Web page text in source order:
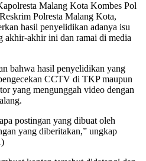
Malang Kota Kombes Pol
Polresta Malang Kota,
hasil penyelidikan adanya isu
akhir-akhir ini dan ramai di media
bahwa hasil penyelidikan yang
CCTV di TKP maupun
yang mengunggah video dengan
postingan yang dibuat oleh
yang diberitakan,” ungkap